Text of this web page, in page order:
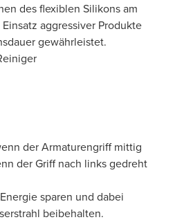
des flexiblen Silikons am
aggressiver Produkte
gewährleistet.
der Armaturengriff mittig
der Griff nach links gedreht
sparen und dabei
beibehalten.